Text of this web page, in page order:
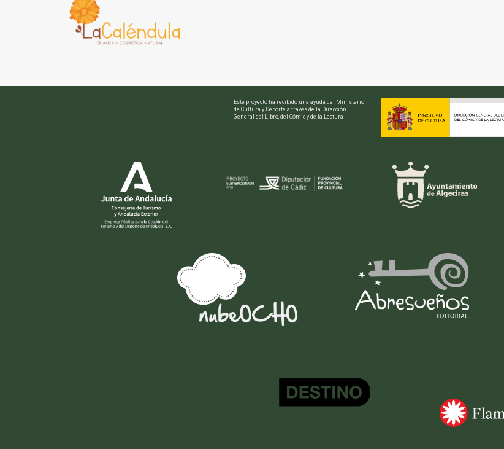
Este proyecto ha recibido una ayuda del Ministerio
de Cultura y Deporte a través de la Dirección
General del Libro, del Cómic y de la Lectura